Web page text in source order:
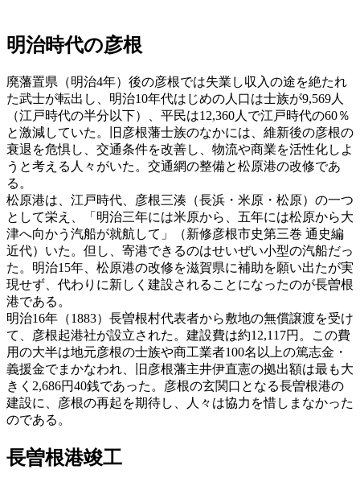
明治時代の彦根
廃藩置県（明治4年）後の彦根では失業し収入の途を絶たれ
た武士が転出し、明治10年代はじめの人口は士族が9,569人
（江戸時代の半分以下）、平民は12,360人で江戸時代の60％
と激減していた。旧彦根藩士族のなかには、維新後の彦根の
衰退を危惧し、交通条件を改善し、物流や商業を活性化しよ
うと考える人々がいた。交通網の整備と松原港の改修であ
る。
松原港は、江戸時代、彦根三湊（長浜・米原・松原）の一つ
として栄え、「明治三年には米原から、五年には松原から大
津へ向かう汽船が就航して」（新修彦根市史第三巻 通史編
近代）いた。但し、寄港できるのはせいぜい小型の汽船だっ
た。明治15年、松原港の改修を滋賀県に補助を願い出たが実
現せず、代わりに新しく建設されることになったのが長曽根
港である。
明治16年（1883）長曽根村代表者から敷地の無償譲渡を受け
て、彦根起港社が設立された。建設費は約12,117円。この費
用の大半は地元彦根の士族や商工業者100名以上の篤志金・
義援金でまかなわれ、旧彦根藩主井伊直憲の拠出額は最も大
きく2,686円40銭であった。彦根の玄関口となる長曽根港の
建設に、彦根の再起を期待し、人々は協力を惜しまなかった
のである。
長曽根港竣工